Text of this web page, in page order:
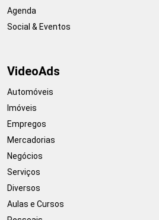
Agenda
Social & Eventos
VideoAds
Automóveis
Imóveis
Empregos
Mercadorias
Negócios
Serviços
Diversos
Aulas e Cursos